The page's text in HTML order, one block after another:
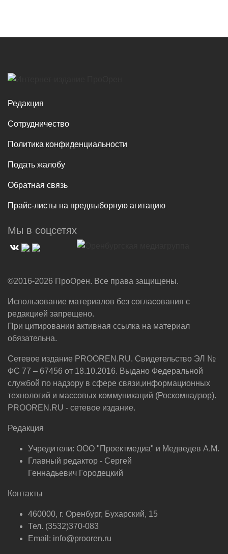
Редакция
Сотрудничество
Политика конфиденциальности
Подать жалобу
Обратная связь
Прайс-листы на предвыборную агитацию
Мы в соцсетях
©2016-2026 ПроОрен. Все права защищены.
Использование материалов без согласования с
редакцией запрещено.
При цитировании активная ссылка на материал
обязательна.
Сетевое издание PROOREN.RU. Свидетельство ЭЛ №
ФС 77 – 67456 от 18.10.2016. Выдано Федеральной
службой по надзору в сфере связи,информационных
технологий и массовых коммуникаций (Роскомнадзор).
PROOREN.RU - сетевое издание.
Редакция
Учредители: ООО "Проектмедиа" и Медведев А.М.
Главный редактор - Сергей
Геннадьевич Городецкий
Контакты
460000, г. Оренбург, Бухарский, 15
Тел. (3532)370-083
Email: info@prooren.ru